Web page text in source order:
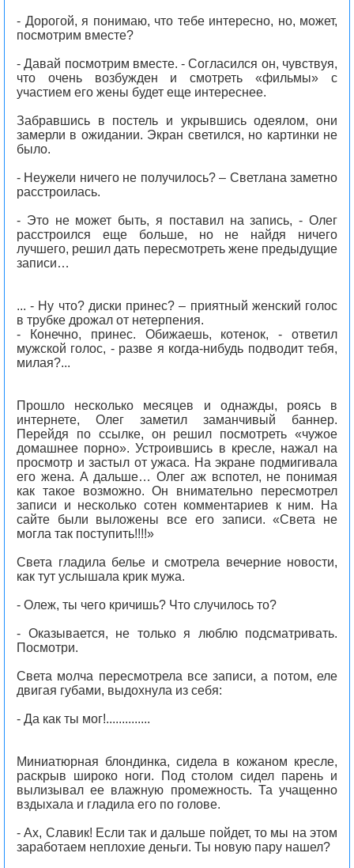
- Дорогой, я понимаю, что тебе интересно, но, может,
посмотрим вместе?
- Давай посмотрим вместе. - Согласился он, чувствуя,
что очень возбужден и смотреть «фильмы» с
участием его жены будет еще интереснее.
Забравшись в постель и укрывшись одеялом, они
замерли в ожидании. Экран светился, но картинки не
было.
- Неужели ничего не получилось? – Светлана заметно
расстроилась.
- Это не может быть, я поставил на запись, - Олег
расстроился еще больше, но не найдя ничего
лучшего, решил дать пересмотреть жене предыдущие
записи…
... - Ну что? диски принес? – приятный женский голос
в трубке дрожал от нетерпения.
- Конечно, принес. Обижаешь, котенок, - ответил
мужской голос, - разве я когда-нибудь подводит тебя,
милая?...
Прошло несколько месяцев и однажды, роясь в
интернете, Олег заметил заманчивый баннер.
Перейдя по ссылке, он решил посмотреть «чужое
домашнее порно». Устроившись в кресле, нажал на
просмотр и застыл от ужаса. На экране подмигивала
его жена. А дальше… Олег аж вспотел, не понимая
как такое возможно. Он внимательно пересмотрел
записи и несколько сотен комментариев к ним. На
сайте были выложены все его записи. «Света не
могла так поступить!!!!»
Света гладила белье и смотрела вечерние новости,
как тут услышала крик мужа.
- Олеж, ты чего кричишь? Что случилось то?
- Оказывается, не только я люблю подсматривать.
Посмотри.
Света молча пересмотрела все записи, а потом, еле
двигая губами, выдохнула из себя:
- Да как ты мог!..............
Миниатюрная блондинка, сидела в кожаном кресле,
раскрыв широко ноги. Под столом сидел парень и
вылизывал ее влажную промежность. Та учащенно
вздыхала и гладила его по голове.
- Ах, Славик! Если так и дальше пойдет, то мы на этом
заработаем неплохие деньги. Ты новую пару нашел?